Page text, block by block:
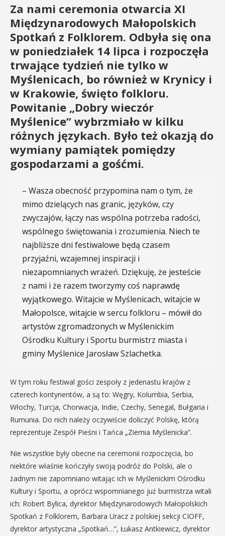
Za nami ceremonia otwarcia XI
Międzynarodowych Małopolskich
Spotkań z Folklorem. Odbyła się ona
w poniedziałek 14 lipca i rozpoczęła
trwające tydzień nie tylko w
Myślenicach, bo również w Krynicy i
w Krakowie, święto folkloru.
Powitanie „Dobry wieczór
Myślenice” wybrzmiało w kilku
różnych językach. Było też okazją do
wymiany pamiątek pomiędzy
gospodarzami a gośćmi.
– Wasza obecność przypomina nam o tym, że
mimo dzielących nas granic, języków, czy
zwyczajów, łączy nas wspólna potrzeba radości,
wspólnego świętowania i zrozumienia. Niech te
najbliższe dni festiwalowe będą czasem
przyjaźni, wzajemnej inspiracji i
niezapomnianych wrażeń. Dziękuję, że jesteście
z nami i że razem tworzymy coś naprawdę
wyjątkowego. Witajcie w Myślenicach, witajcie w
Małopolsce, witajcie w sercu folkloru – mówił do
artystów zgromadzonych w Myślenickim
Ośrodku Kultury i Sportu burmistrz miasta i
gminy Myślenice Jarosław Szlachetka.
W tym roku festiwal gości zespoły z jedenastu krajów z
czterech kontynentów, a są to: Węgry, Kolumbia, Serbia,
Włochy, Turcja, Chorwacja, Indie, Czechy, Senegal, Bułgaria i
Rumunia. Do nich należy oczywiście doliczyć Polskę, którą
reprezentuje Zespół Pieśni i Tańca „Ziemia Myślenicka”.
Nie wszystkie były obecne na ceremonii rozpoczęcia, bo
niektóre właśnie kończyły swoją podróż do Polski, ale o
żadnym nie zapomniano witając ich w Myślenickim Ośrodku
Kultury i Sportu, a oprócz wspomnianego już burmistrza witali
ich: Robert Bylica, dyrektor Międzynarodowych Małopolskich
Spotkań z Folklorem, Barbara Uracz z polskiej sekcji CIOFF,
dyrektor artystyczna „Spotkań…”, Łukasz Antkiewicz, dyrektor